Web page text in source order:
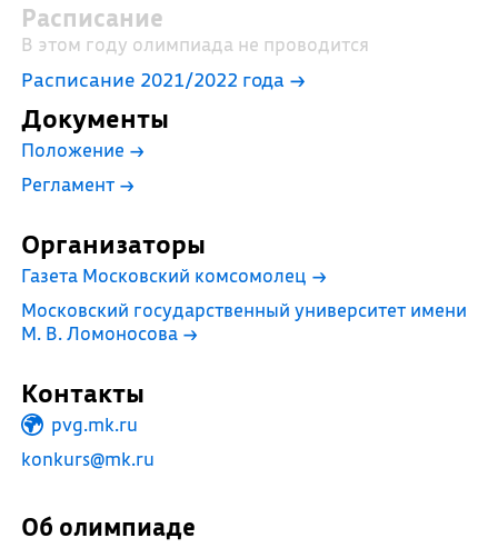
Расписание
В этом году олимпиада не проводится
Расписание 2021/2022 года →
Документы
Положение →
Регламент →
Организаторы
Газета Московский комсомолец →
Московский государственный университет имени
М. В. Ломоносова →
Контакты
pvg.mk.ru
konkurs@mk.ru
Об олимпиаде